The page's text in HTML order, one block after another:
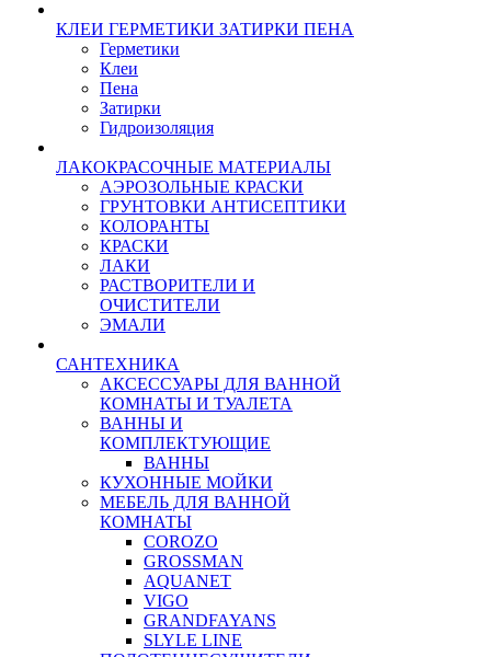
КЛЕИ ГЕРМЕТИКИ ЗАТИРКИ ПЕНА
Герметики
Клеи
Пена
Затирки
Гидроизоляция
ЛАКОКРАСОЧНЫЕ МАТЕРИАЛЫ
АЭРОЗОЛЬНЫЕ КРАСКИ
ГРУНТОВКИ АНТИСЕПТИКИ
КОЛОРАНТЫ
КРАСКИ
ЛАКИ
РАСТВОРИТЕЛИ И
ОЧИСТИТЕЛИ
ЭМАЛИ
САНТЕХНИКА
АКСЕССУАРЫ ДЛЯ ВАННОЙ
КОМНАТЫ И ТУАЛЕТА
ВАННЫ И
КОМПЛЕКТУЮЩИЕ
ВАННЫ
КУХОННЫЕ МОЙКИ
МЕБЕЛЬ ДЛЯ ВАННОЙ
КОМНАТЫ
COROZO
GROSSMAN
AQUANET
VIGO
GRANDFAYANS
SLYLE LINE